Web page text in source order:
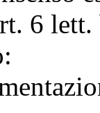
6